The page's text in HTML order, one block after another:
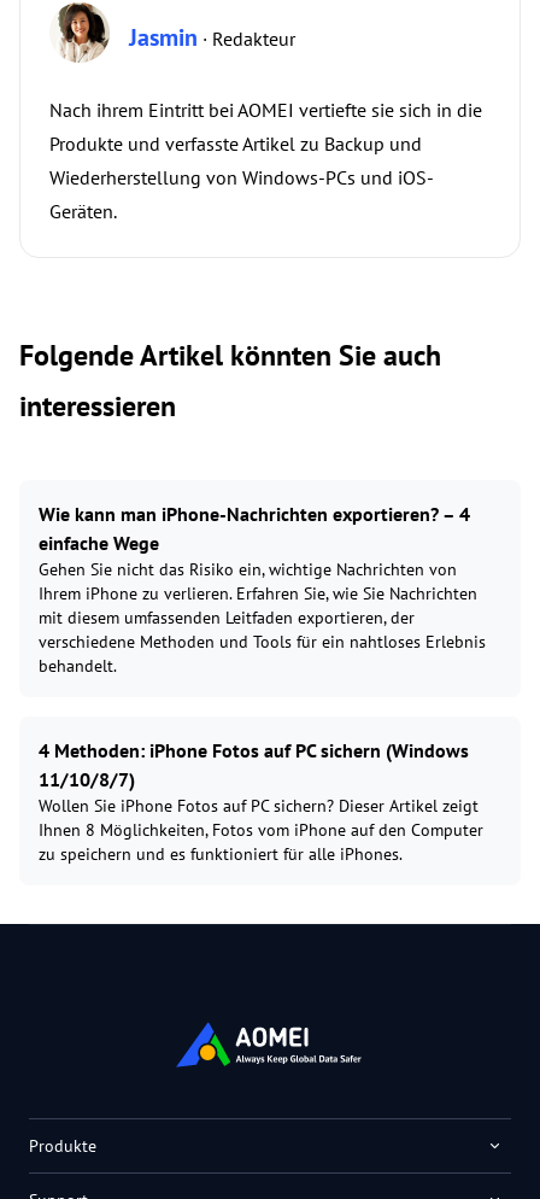
Jasmin · Redakteur
Nach ihrem Eintritt bei AOMEI vertiefte sie sich in die
Produkte und verfasste Artikel zu Backup und
Wiederherstellung von Windows-PCs und iOS-
Geräten.
Folgende Artikel könnten Sie auch
interessieren
Wie kann man iPhone-Nachrichten exportieren? – 4
einfache Wege
Gehen Sie nicht das Risiko ein, wichtige Nachrichten von
Ihrem iPhone zu verlieren. Erfahren Sie, wie Sie Nachrichten
mit diesem umfassenden Leitfaden exportieren, der
verschiedene Methoden und Tools für ein nahtloses Erlebnis
behandelt.
4 Methoden: iPhone Fotos auf PC sichern (Windows
11/10/8/7)
Wollen Sie iPhone Fotos auf PC sichern? Dieser Artikel zeigt
Ihnen 8 Möglichkeiten, Fotos vom iPhone auf den Computer
zu speichern und es funktioniert für alle iPhones.
Produkte